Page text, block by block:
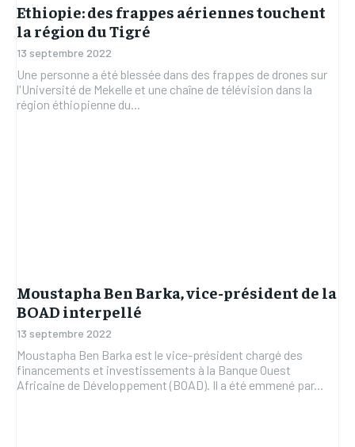
Ethiopie: des frappes aériennes touchent
la région du Tigré
13 septembre 2022
Une personne a été blessée dans des frappes de drones sur
l'Université de Mekelle et une chaîne de télévision dans la
région éthiopienne du...
Moustapha Ben Barka, vice-président de la
BOAD interpellé
13 septembre 2022
Moustapha Ben Barka est le vice-président chargé des
financements et investissements à la Banque Ouest
Africaine de Développement (BOAD). Il a été emmené par...